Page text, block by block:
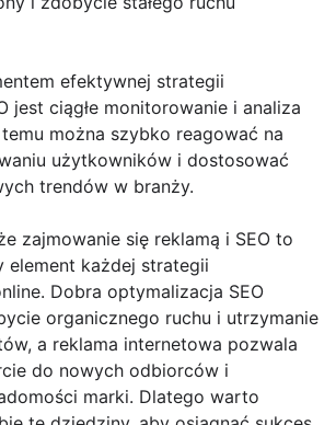
efektywnej strategii
jest ciągłe monitorowanie i analiza
można szybko reagować na
użytkowników i dostosować
trendów w branży.
zajmowanie się reklamą i SEO to
element każdej strategii
Dobra optymalizacja SEO
organicznego ruchu i utrzymanie
a reklama internetowa pozwala
do nowych odbiorców i
marki. Dlatego warto